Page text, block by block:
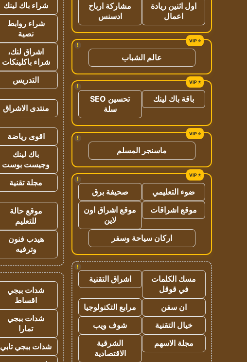
اول اثنين ريادة
اعمال
مشاركة ارباح
ادسنس
!
عالم الشباب
!
باقة باك لينك
تحسين SEO
سلة
!
ماسنجر المسلم
!
ضوء التعليمي
صحيفة برق
موقع اشراقات
موقع اشراق اون
لاين
اركان سياحة وسفر
!
مسك الكلمات
في قوقل
اشراق التقنية
ان سفن
مرابع التكنولوجيا
خيال التقنية
شوف ويب
مجلة الاسهم
الشرقية
الاقتصادية
شراء باك لينك
شراء روابط
نصية
اشراق لنك،
شراء باكلينكات
التدريس
منتدى الاشراق
اقوى رياضة
باك لينك
وجيست بوست
مجلة تقنية
موقع حالة
للتعليم
هيدب فنون
وترفيه
شدات ببجي
اقساط
شدات ببجي
تمارا
شدات ببجي تابي